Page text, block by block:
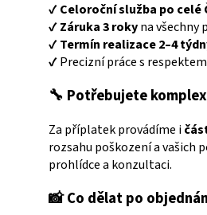
✔️Celoroční služba po celé
✔️Záruka 3 rokyna všechny
✔️Termín realizace 2–4
✔️ Precizní práce s
🔧 Potřebujete
Za příplatek provádíme i
rozsahu poškození a vašich
prohlídce a konzultaci.
📸 Co dělat po